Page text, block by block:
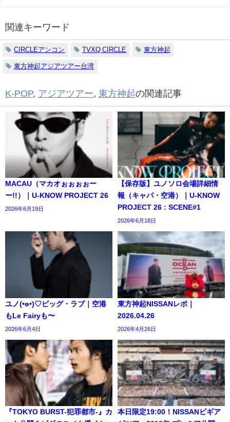
関連キーワード
CIRCLEアンコン TVXQ CIRCLE 東方神起
東方神起アジアツアー台湾
K-POP, アジアツアー, 東方神起の関連記事
MACAU（マカオぉぉぉぉー
ー!!）｜U-KNOW PROJECT 26
2026年6月19日
【保存版】ユノソロ会場詳細情
報（キャパ・空港）｜U-KNOW
PROJECT 26 : SCENE#1
2026年6月18日
ユノ(•ө•)♡ビッグ・ラブ｜空港
もLe Fairyも〜
2026年6月4日
東方神起NISSANレポ｜
2026.04.26
2026年4月26日
『TOKYO BURST-犯罪都市-』カ
本日限定19:00！NISSANビギア